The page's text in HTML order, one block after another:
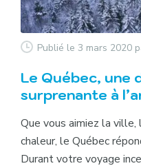
Publié le 3 mars 2020
Le Québec, une
surprenante à
Que vous aimiez la ville,
chaleur, le Québec
Durant votre voyage